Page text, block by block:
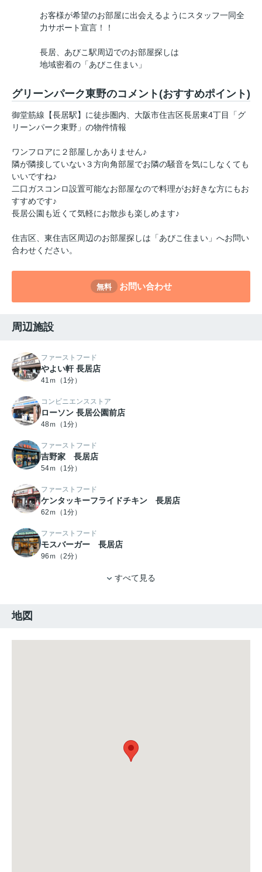
お客様が希望のお部屋に出会えるようにスタッフ一同全
力サポート宣言！！
長居、あびこ駅周辺でのお部屋探しは
地域密着の「あびこ住まい」
グリーンパーク東野のコメント(おすすめポイント)
御堂筋線【長居駅】に徒歩圏内、大阪市住吉区長居東4丁目「グ
リーンパーク東野」の物件情報
ワンフロアに２部屋しかありません♪
隣が隣接していない３方向角部屋でお隣の騒音を気にしなくても
いいですね♪
二口ガスコンロ設置可能なお部屋なので料理がお好きな方にもお
すすめです♪
長居公園も近くて気軽にお散歩も楽しめます♪
住吉区、東住吉区周辺のお部屋探しは「あびこ住まい」へお問い
合わせください。
無料 お問い合わせ
周辺施設
ファーストフード
やよい軒 長居店
41ｍ（1分）
コンビニエンスストア
ローソン 長居公園前店
48ｍ（1分）
ファーストフード
吉野家 長居店
54ｍ（1分）
ファーストフード
ケンタッキーフライドチキン 長居店
62ｍ（1分）
ファーストフード
モスバーガー 長居店
96ｍ（2分）
すべて見る
地図